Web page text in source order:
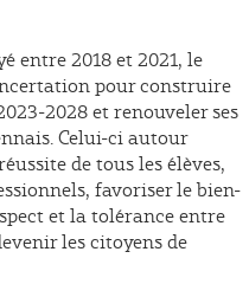
entre 2018 et 2021, le
pour construire
2028 et renouveler ses
Celui-ci autour
de tous les élèves,
favoriser le bien-
et la tolérance entre
les citoyens de